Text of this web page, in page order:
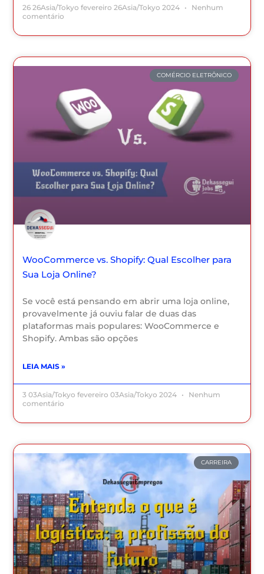
26 26Asia/Tokyo fevereiro 26Asia/Tokyo 2024
Nenhum
comentário
COMÉRCIO ELETRÔNICO
WooCommerce vs. Shopify: Qual Escolher para
Sua Loja Online?
Se você está pensando em abrir uma loja online,
provavelmente já ouviu falar de duas das
plataformas mais populares: WooCommerce e
Shopify. Ambas são opções
LEIA MAIS »
3 03Asia/Tokyo fevereiro 03Asia/Tokyo 2024
Nenhum
comentário
CARREIRA